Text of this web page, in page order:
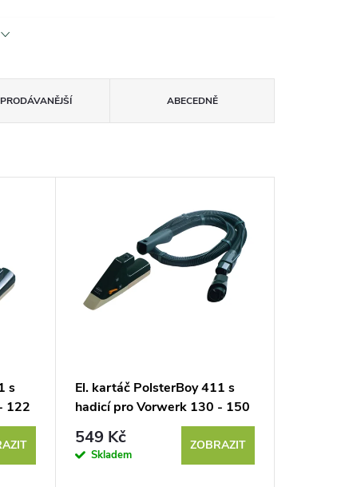
ABECEDNĚ
s
122
El. kartáč PolsterBoy 411 s
hadicí pro Vorwerk 130 - 150
549 Kč
Skladem
ZOBRAZIT